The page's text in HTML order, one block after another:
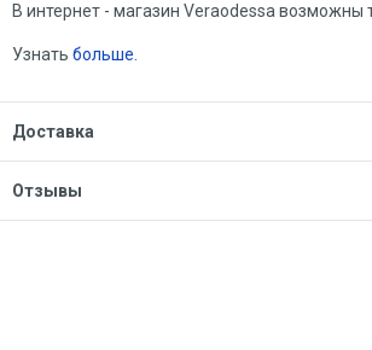
В интернет - магазин Veraodessa возможны
Узнать больше.
Доставка
Отзывы